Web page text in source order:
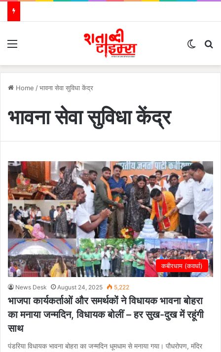
Home /भावना सेवा सुविधा केंद्र
भावना सेवा सुविधा केंद्र
कबीरधाम (कवर्धा)
News Desk August 24, 2025 5,222
भाजपा कार्यकर्ताओं और समर्थकों ने विधायक भावना बोहरा
का मनाया जन्मदिन, विधायक बोलीं – हर सुख-दुख में रहूंगी
साथ
पंडरिया विधायक भावना बोहरा का जन्मदिन धूमधाम से मनाया गया। पौधरोपण, मंदिर